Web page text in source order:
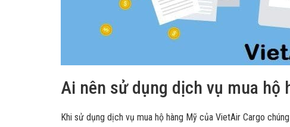
Ai nên sử dụng dịch vụ mua hộ
Khi sử dụng dịch vụ mua hộ hàng Mỹ của VietAir Cargo